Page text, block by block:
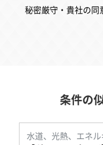
秘密厳守・貴社の同
条件の
水道、光熱、エネル